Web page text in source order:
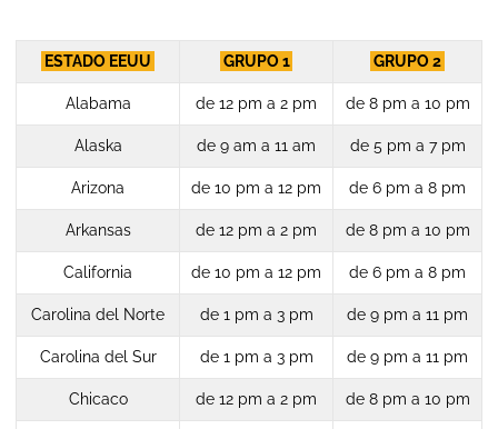
ESTADO EEUU GRUPO 1 GRUPO 2
Alabama de 12 pm a 2 pm de 8 pm a 10 pm
Alaska de 9 am a 11 am de 5 pm a 7 pm
Arizona de 10 pm a 12 pm de 6 pm a 8 pm
Arkansas de 12 pm a 2 pm de 8 pm a 10 pm
California de 10 pm a 12 pm de 6 pm a 8 pm
Carolina del Norte de 1 pm a 3 pm de 9 pm a 11 pm
Carolina del Sur de 1 pm a 3 pm de 9 pm a 11 pm
Chicaco de 12 pm a 2 pm de 8 pm a 10 pm